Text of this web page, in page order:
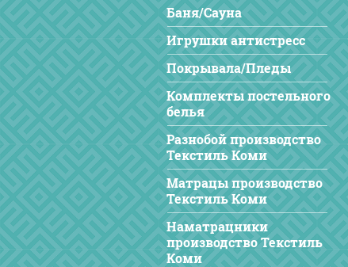
Баня/Сауна
Игрушки антистресс
Покрывала/Пледы
Комплекты постельного
белья
Разнобой производство
Текстиль Коми
Матрацы производство
Текстиль Коми
Наматрацники
производство Текстиль
Коми